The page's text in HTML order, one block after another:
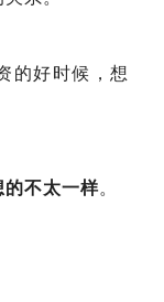
的好时候，想
的不太一样。